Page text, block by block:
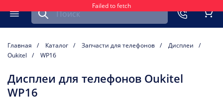
Failed to fetch
Меню
Найти запчасть для мобильного устройства
Главная Каталог Запчасти для телефонов
Дисплеи
Oukitel
WP16
Дисплеи для телефонов Oukitel
WP16